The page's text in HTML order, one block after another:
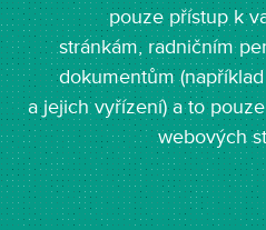
pouze přístup k
stránkám, radničním
dokumentům
a jejich vyřízení) a to
webových